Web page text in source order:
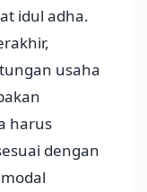
idul adha.
usaha
harus
dengan